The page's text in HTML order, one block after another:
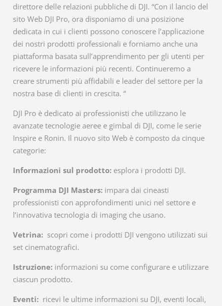
direttore delle relazioni pubbliche di DJI. “Con il lancio del
sito Web DJI Pro, ora disponiamo di una posizione
dedicata in cui i clienti possono conoscere l’applicazione
dei nostri prodotti professionali e forniamo anche una
piattaforma basata sull’apprendimento per gli utenti per
ricevere le informazioni più recenti. Continueremo a
creare strumenti più affidabili e leader del settore per la
nostra base di clienti in crescita. “
DJI Pro è dedicato ai professionisti che utilizzano le
avanzate tecnologie aeree e gimbal di DJI, come le serie
Inspire e Ronin. Il nuovo sito Web è composto da cinque
categorie:
Informazioni sul prodotto: esplora i prodotti DJI.
Programma DJI Masters: impara dai cineasti
professionisti con approfondimenti unici nel settore e
l’innovativa tecnologia di imaging che usano.
Vetrina: scopri come i prodotti DJI vengono utilizzati sui
set cinematografici.
Istruzione: informazioni su come configurare e utilizzare
ciascun prodotto.
Eventi: ricevi le ultime informazioni su DJI, eventi locali,